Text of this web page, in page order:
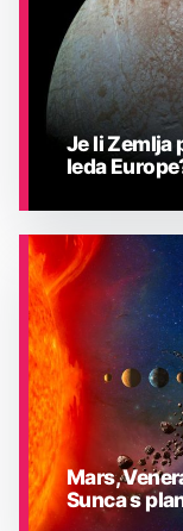
ASTRONOMIJA
Je li Zemlja
leda
Mars,
Sunca s